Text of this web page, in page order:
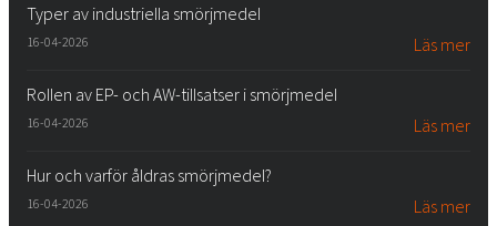
Typer av industriella smörjmedel
16-04-2026 Läs mer
Rollen av EP- och AW-tillsatser i smörjmedel
16-04-2026 Läs mer
Hur och varför åldras smörjmedel?
16-04-2026 Läs mer